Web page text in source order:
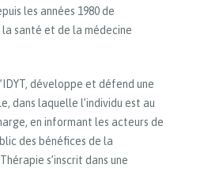
les années 1980 de
santé et de la médecine
développe et défend une
dans laquelle l’individu est au
en informant les acteurs de
des bénéfices de la
s’inscrit dans une